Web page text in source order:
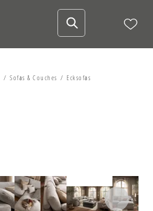
Sofas & Couches Ecksofas